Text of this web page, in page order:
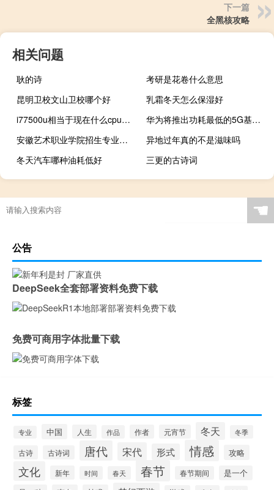
下一篇
全黑核攻略
相关问题
耿的诗
考研是花卷什么意思
昆明卫校文山卫校哪个好
乳霜冬天怎么保湿好
i77500u相当于现在什么cpu（处理器CPUi7 7500u相当于什么）
华为将推出功耗最低的5G基站待机5W相当于灯泡
安徽艺术职业学院招生专业及最好的专业有哪些
异地过年真的不是滋味吗
冬天汽车哪种油耗低好
三更的古诗词
☚
公告
DeepSeek全套部署资料免费下载
免费可商用字体批量下载
标签
专业 中国 人生 作品 作者 元宵节 冬天 冬季
古诗 古诗词 唐代 宋代 形式 情感 攻略
文化 新年 时间 春天 春节 春节期间 是一个